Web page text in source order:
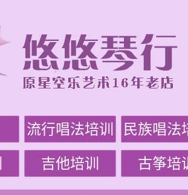
流行唱法培训 民族唱法
吉他培训 古筝培